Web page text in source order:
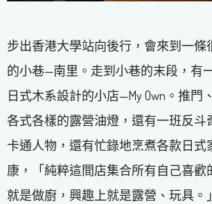
步出香港大學站向後行，會來到一條
的小巷—南里。走到小巷的末段，有
日式木系設計的小店—My Own。推門
各式各樣的露營油燈，還有一班反斗
卡通人物，還有忙錄地烹煮各款日式
康，「純粹這間店集合所有自己喜歡
就是做廚，興趣上就是露營、玩具。